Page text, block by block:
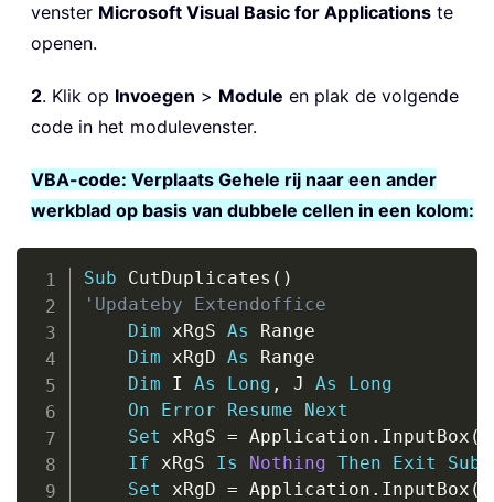
venster Microsoft Visual Basic for Applications te
openen.
2. Klik op Invoegen > Module en plak de volgende
code in het modulevenster.
VBA-code: Verplaats Gehele rij naar een ander
werkblad op basis van dubbele cellen in een kolom:
Sub CutDuplicates ( )
'Updateby Extendoffice
Dim xRgS As Range
Dim xRgD As Range
Dim I As Long , J As
Long
On
Error Resume
Next
Set xRgS = Application . InputBox (
If xRgS Is Nothing Then Exit
Sub
Set xRgD = Application . InputBox (